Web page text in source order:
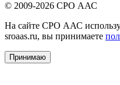
© 2009-2026 СРО ААС
На сайте СРО ААС
sroaas.ru, вы принимаете
Принимаю